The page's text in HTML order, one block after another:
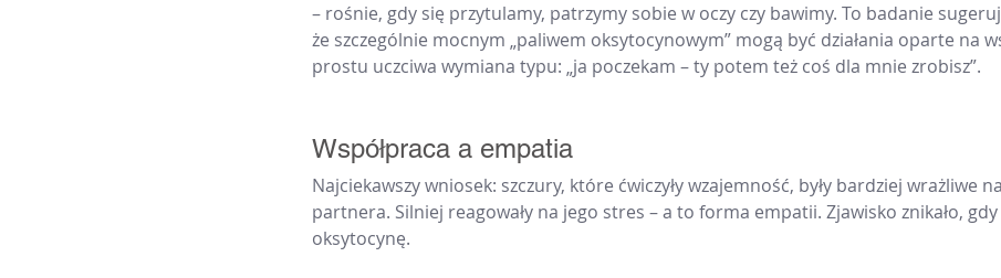
– rośnie, gdy się przytulamy, patrzymy sobie w oczy czy bawimy. To badanie
że szczególnie mocnym „paliwem oksytocynowym” mogą być działania oparte na
prostu uczciwa wymiana typu: „ja poczekam – ty potem też coś dla mnie zrobisz”.
Współpraca a empatia
Najciekawszy wniosek: szczury, które ćwiczyły wzajemność, były bardziej wrażliwe
partnera. Silniej reagowały na jego stres – a to forma empatii. Zjawisko znikało,
oksytocynę.